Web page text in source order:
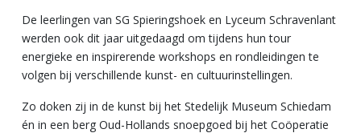
De leerlingen van SG Spieringshoek en Lyceum Schravenlant
werden ook dit jaar uitgedaagd om tijdens hun tour
energieke en inspirerende workshops en rondleidingen te
volgen bij verschillende kunst- en cultuurinstellingen.
Zo doken zij in de kunst bij het Stedelijk Museum Schiedam
én in een berg Oud-Hollands snoepgoed bij het Coöperatie